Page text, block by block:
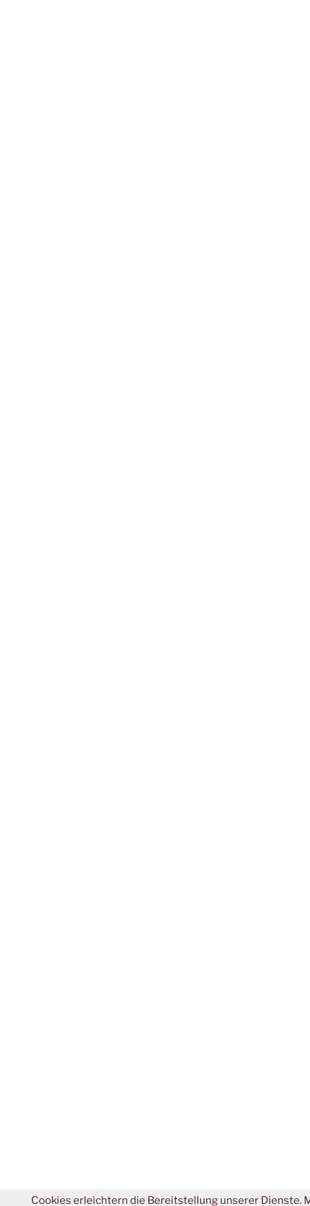
Cookies erleichtern die Bereitstellung unserer Dienste.